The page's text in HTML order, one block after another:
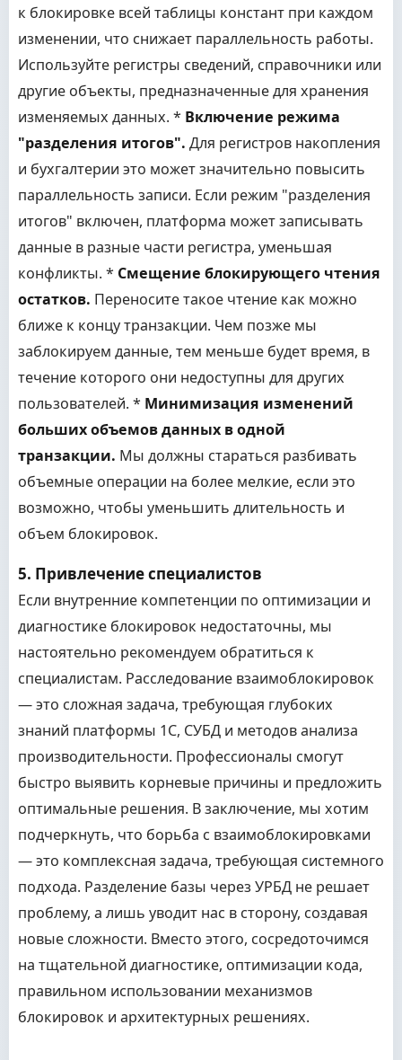
к блокировке всей таблицы констант при каждом
изменении, что снижает параллельность работы.
Используйте регистры сведений, справочники или
другие объекты, предназначенные для хранения
изменяемых данных. * Включение режима
"разделения итогов". Для регистров накопления
и бухгалтерии это может значительно повысить
параллельность записи. Если режим "разделения
итогов" включен, платформа может записывать
данные в разные части регистра, уменьшая
конфликты. * Смещение блокирующего чтения
остатков. Переносите такое чтение как можно
ближе к концу транзакции. Чем позже мы
заблокируем данные, тем меньше будет время, в
течение которого они недоступны для других
пользователей. * Минимизация изменений
больших объемов данных в одной
транзакции. Мы должны стараться разбивать
объемные операции на более мелкие, если это
возможно, чтобы уменьшить длительность и
объем блокировок.
5. Привлечение специалистов
Если внутренние компетенции по оптимизации и
диагностике блокировок недостаточны, мы
настоятельно рекомендуем обратиться к
специалистам. Расследование взаимоблокировок
— это сложная задача, требующая глубоких
знаний платформы 1С, СУБД и методов анализа
производительности. Профессионалы смогут
быстро выявить корневые причины и предложить
оптимальные решения. В заключение, мы хотим
подчеркнуть, что борьба с взаимоблокировками
— это комплексная задача, требующая системного
подхода. Разделение базы через УРБД не решает
проблему, а лишь уводит нас в сторону, создавая
новые сложности. Вместо этого, сосредоточимся
на тщательной диагностике, оптимизации кода,
правильном использовании механизмов
блокировок и архитектурных решениях.